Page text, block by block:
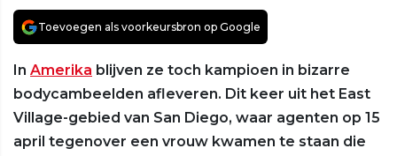
Toevoegen als voorkeursbron op Google
In Amerika blijven ze toch kampioen in bizarre
bodycambeelden afleveren. Dit keer uit het East
Village-gebied van San Diego, waar agenten op 15
april tegenover een vrouw kwamen te staan die